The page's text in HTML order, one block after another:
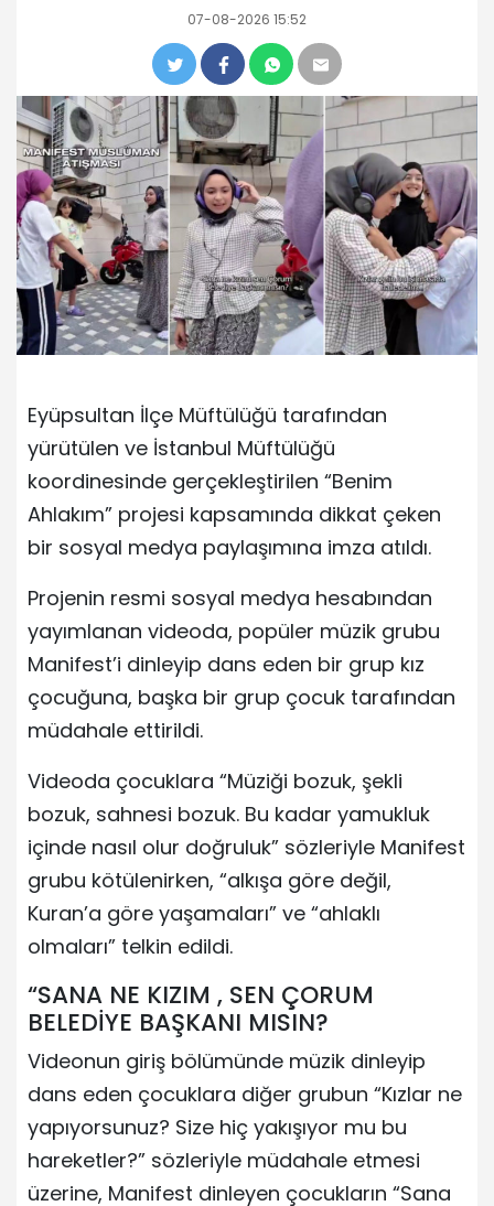
07-08-2026 15:52
Eyüpsultan İlçe Müftülüğü tarafından
yürütülen ve İstanbul Müftülüğü
koordinesinde gerçekleştirilen “Benim
Ahlakım” projesi kapsamında dikkat çeken
bir sosyal medya paylaşımına imza atıldı.
Projenin resmi sosyal medya hesabından
yayımlanan videoda, popüler müzik grubu
Manifest’i dinleyip dans eden bir grup kız
çocuğuna, başka bir grup çocuk tarafından
müdahale ettirildi.
Videoda çocuklara “Müziği bozuk, şekli
bozuk, sahnesi bozuk. Bu kadar yamukluk
içinde nasıl olur doğruluk” sözleriyle Manifest
grubu kötülenirken, “alkışa göre değil,
Kuran’a göre yaşamaları” ve “ahlaklı
olmaları” telkin edildi.
“SANA NE KIZIM , SEN ÇORUM
BELEDİYE BAŞKANI MISIN?
Videonun giriş bölümünde müzik dinleyip
dans eden çocuklara diğer grubun “Kızlar ne
yapıyorsunuz? Size hiç yakışıyor mu bu
hareketler?” sözleriyle müdahale etmesi
üzerine, Manifest dinleyen çocukların “Sana